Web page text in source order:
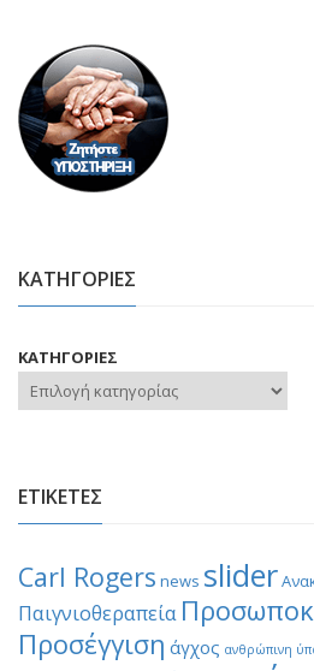
ΚΑΤΗΓΟΡΙΕΣ
ΚΑΤΗΓΟΡΙΕΣ
ΕΤΙΚΕΤΕΣ
Carl Rogers news slider
Παιγνιοθεραπεία
Προσέγγιση άγχος ανθρώπινη